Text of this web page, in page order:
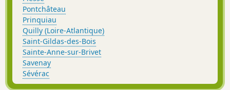
Pontchâteau
Prinquiau
Quilly (Loire-Atlantique)
Saint-Gildas-des-Bois
Sainte-Anne-sur-Brivet
Savenay
Sévérac